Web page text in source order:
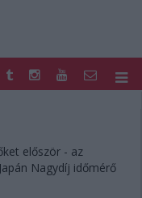
először - az
Nagydíj időmérő